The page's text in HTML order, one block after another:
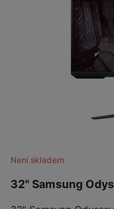
32" Samsung
Není skladem